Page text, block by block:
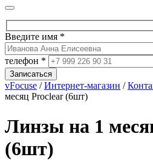
Введите имя *
телефон *
Записаться
vFocuse /Интернет-магазин /
месяц Proclear (6шт)
Линзы на 1
(6шт)